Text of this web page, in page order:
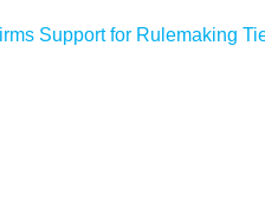
Support for Rulemaking